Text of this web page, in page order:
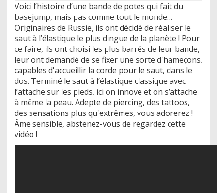
Voici l’histoire d’une bande de potes qui fait du
basejump, mais pas comme tout le monde…
Originaires de Russie, ils ont décidé de réaliser le
saut à l’élastique le plus dingue de la planète ! Pour
ce faire, ils ont choisi les plus barrés de leur bande,
leur ont demandé de se fixer une sorte d'hameçons,
capables d'accueillir la corde pour le saut, dans le
dos. Terminé le saut à l’élastique classique avec
l’attache sur les pieds, ici on innove et on s’attache
à même la peau. Adepte de piercing, des tattoos,
des sensations plus qu'extrêmes, vous adorerez !
Âme sensible, abstenez-vous de regardez cette
vidéo !